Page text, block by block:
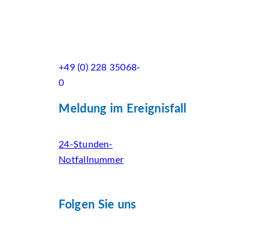
+49 (0) 228 35068-
0
Meldung im Ereignisfall
24-Stunden-
Notfallnummer
Folgen Sie uns